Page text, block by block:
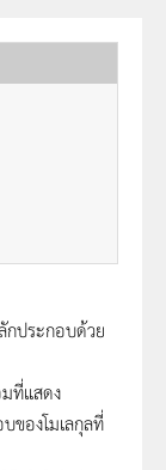
กประกอบด้วย
ที่แสดง
ของโมเลกุลที่